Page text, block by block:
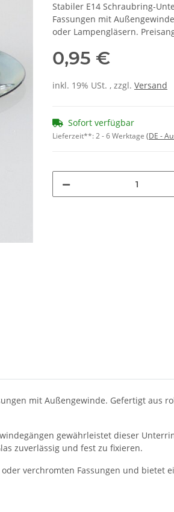
Stabiler E14 Schraubring-
Fassungen mit
oder Lampengläsern.
0,95 €
inkl. 19% USt. , zzgl. Versand
Sofort verfügbar
Lieferzeit**:2 - 6 Werktage (DE -
mit Außengewinde. Gefertigt aus
gewährleistet dieser
zuverlässig und fest zu fixieren.
verchromten Fassungen und bietet